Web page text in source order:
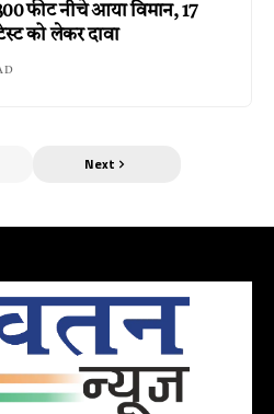
फीट नीचे आया विमान, 17
को लेकर दावा
Next